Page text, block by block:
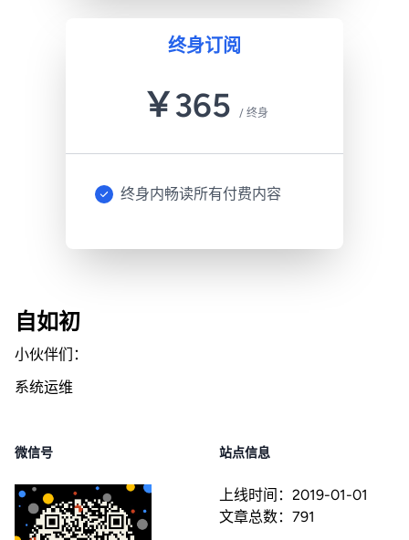
终身订阅
￥365 / 终身
终身内畅读所有付费内容
自如初
小伙伴们：
系统运维
微信号 站点信息
上线时间： 2019-01-01
文章总数： 791